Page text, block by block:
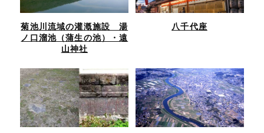
菊池川流域の灌漑施設 湯
ノ口溜池（蒲生の池）・遠
山神社
八千代座